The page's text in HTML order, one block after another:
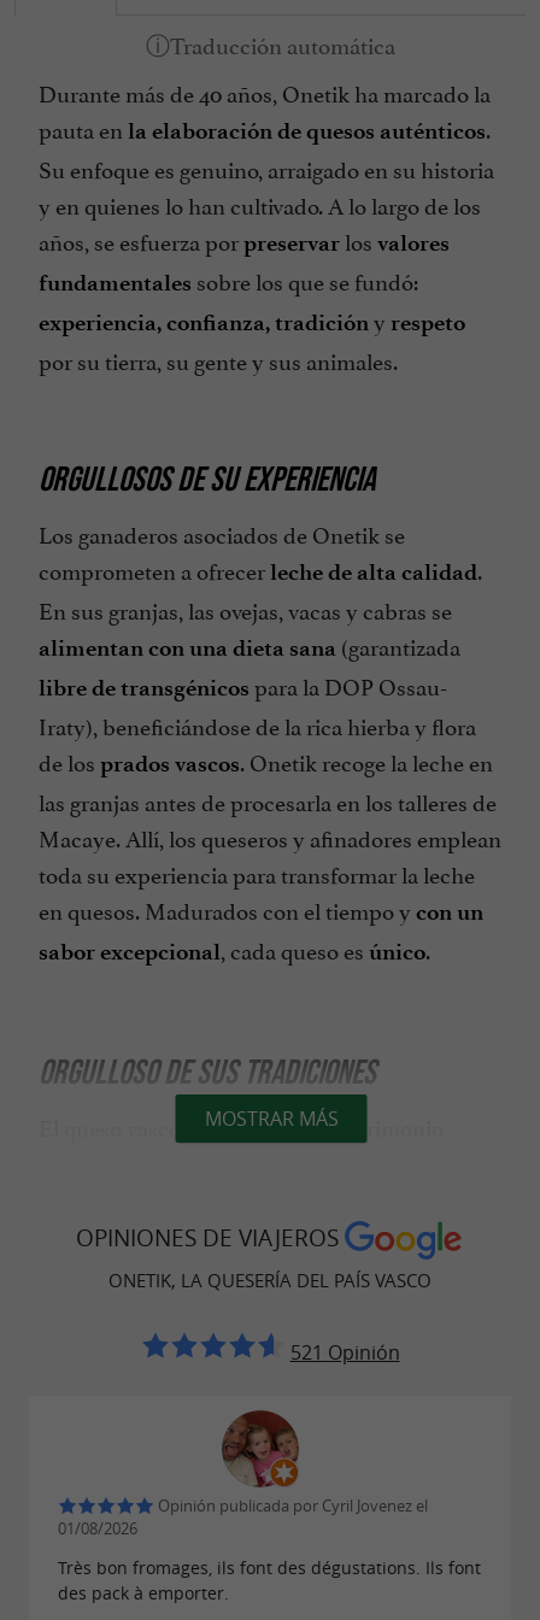
Durante más de 40 años, Onetik ha marcado la
pauta en la elaboración de quesos auténticos.
Su enfoque es genuino, arraigado en su historia
y en quienes lo han cultivado. A lo largo de los
años, se esfuerza porpreservar los valores
fundamentales sobre los que se fundó:
experiencia, confianza, tradicióny respeto
por su tierra, su gente y sus animales.
ORGULLOSOS DE SU EXPERIENCIA
Los ganaderos asociados de Onetik se
comprometen a ofrecerleche de alta calidad.
En sus granjas, las ovejas, vacas y cabras se
alimentan con una dieta sana (garantizada
libre de transgénicos para la DOP Ossau-
Iraty), beneficiándose de la rica hierba y flora
de los prados vascos. Onetik recoge la leche en
las granjas antes de procesarla en los talleres de
Macaye. Allí, los queseros y afinadores emplean
toda su experiencia para transformar la leche
en quesos. Madurados con el tiempo y con un
sabor excepcional, cada queso es único.
ORGULLOSO DE SUS TRADICIONES
El queso vasco es una joya del patrimonio
quesería gracias a la habilidad local,
impulsando así eldinamismo de la región
QUESOS CON CARÁCTER,
EMBLEMÁTICOS DEL PAÍS VASCO,
PRODUCTOS AUTÉNTICOS Y
MOSTRAR MÁS
OPINIONES DE VIAJEROS
ONETIK, LA QUESERÍA DEL PAÍS VASCO
521 Opinión
Opinión publicada por Cyril Jovenez el
01/08/2026
Très bon fromages, ils font des dégustations. Ils font
des pack à emporter.